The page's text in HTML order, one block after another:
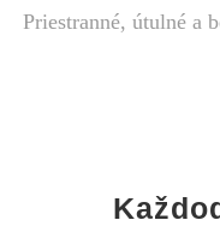
Priestranné, útulné a